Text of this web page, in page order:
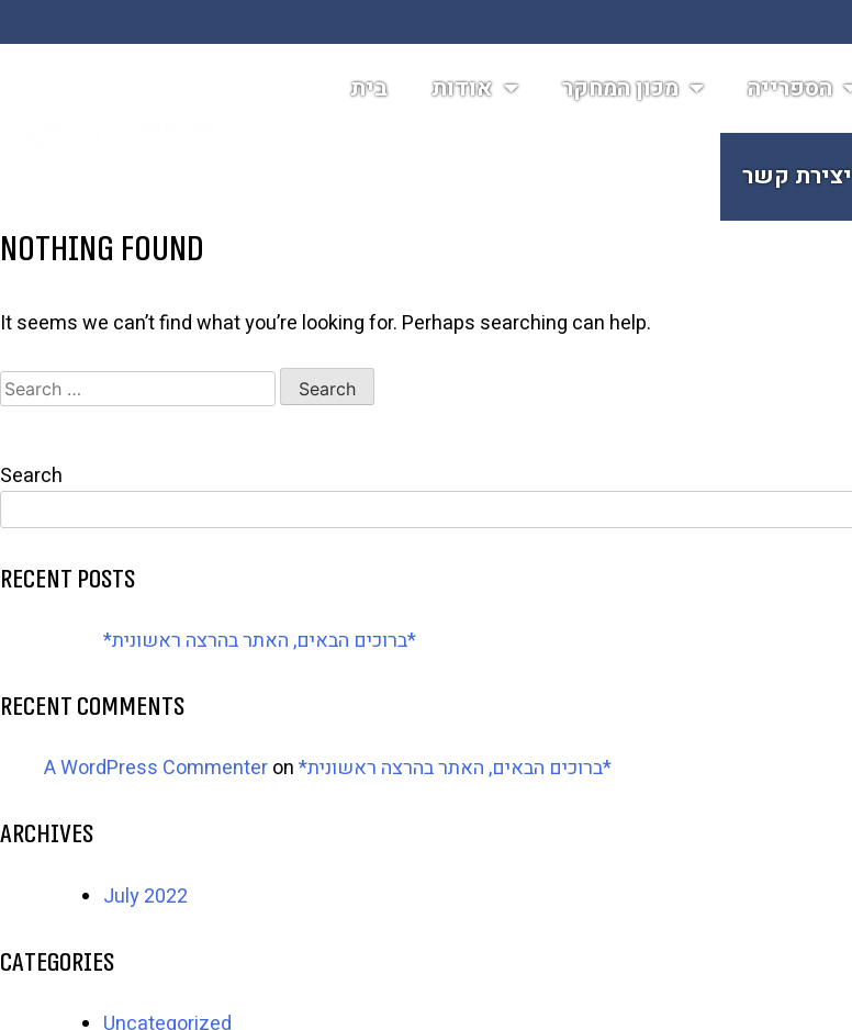
בית אודות מכון המחקר הספרייה
יצירת קשר
Nothing Found
It seems we can’t find what you’re looking for. Perhaps searching can help.
Search
Recent Posts
*ברוכים הבאים, האתר בהרצה ראשונית*
Recent Comments
A WordPress Commenteron *ברוכים הבאים, האתר בהרצה ראשונית*
Archives
July 2022
Categories